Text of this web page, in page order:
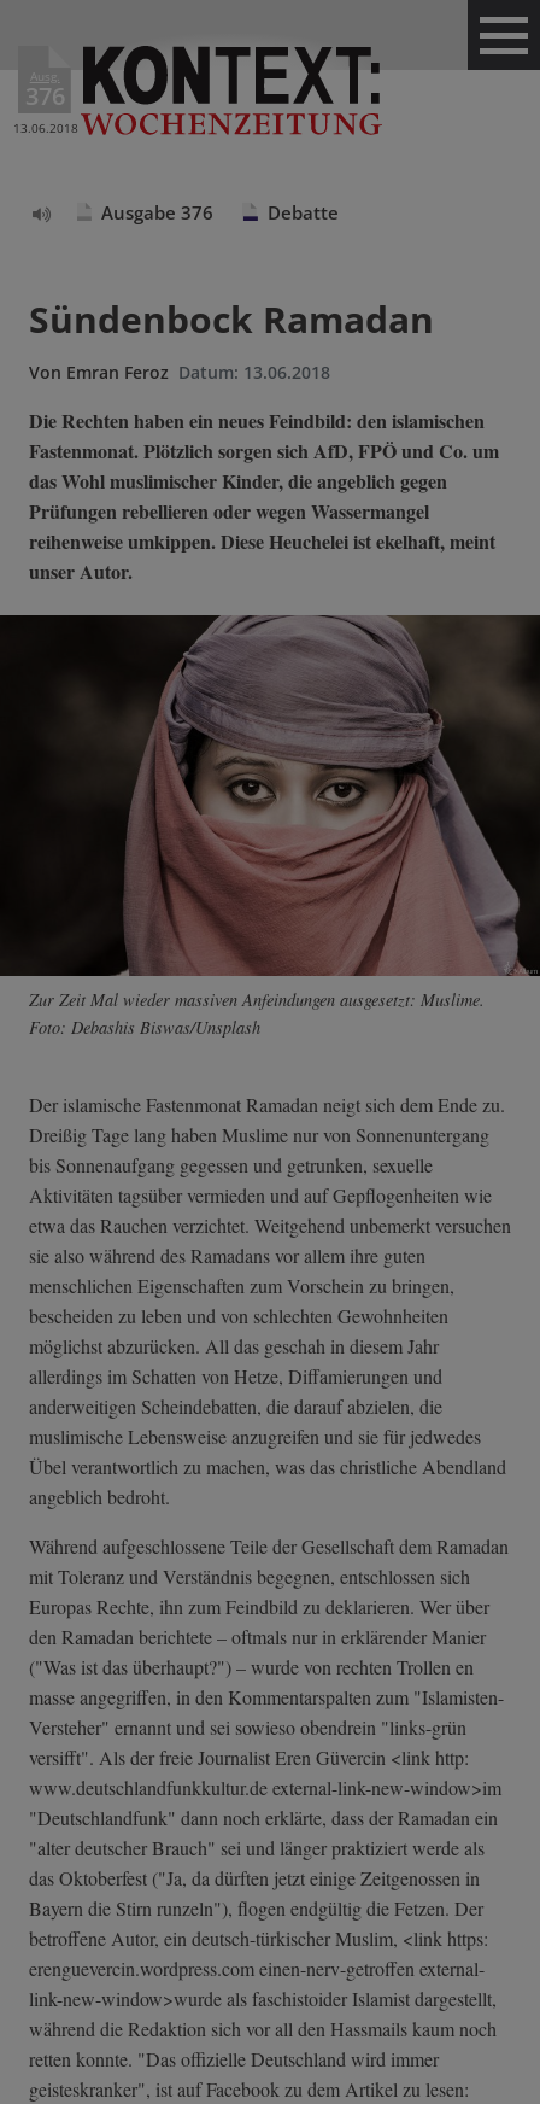
Ausg.
376
13.06.2018
Ausgabe 376 Debatte
Sündenbock Ramadan
Von Emran Feroz Datum: 13.06.2018
Die Rechten haben ein neues Feindbild: den islamischen
Fastenmonat. Plötzlich sorgen sich AfD, FPÖ und Co. um
das Wohl muslimischer Kinder, die angeblich gegen
Prüfungen rebellieren oder wegen Wassermangel
reihenweise umkippen. Diese Heuchelei ist ekelhaft, meint
unser Autor.
Zur Zeit Mal wieder massiven Anfeindungen ausgesetzt: Muslime.
Foto: Debashis Biswas/Unsplash
Der islamische Fastenmonat Ramadan neigt sich dem Ende zu.
Dreißig Tage lang haben Muslime nur von Sonnenuntergang
bis Sonnenaufgang gegessen und getrunken, sexuelle
Aktivitäten tagsüber vermieden und auf Gepflogenheiten wie
etwa das Rauchen verzichtet. Weitgehend unbemerkt versuchen
sie also während des Ramadans vor allem ihre guten
menschlichen Eigenschaften zum Vorschein zu bringen,
bescheiden zu leben und von schlechten Gewohnheiten
möglichst abzurücken. All das geschah in diesem Jahr
allerdings im Schatten von Hetze, Diffamierungen und
anderweitigen Scheindebatten, die darauf abzielen, die
muslimische Lebensweise anzugreifen und sie für jedwedes
Übel verantwortlich zu machen, was das christliche Abendland
angeblich bedroht.
Während aufgeschlossene Teile der Gesellschaft dem Ramadan
mit Toleranz und Verständnis begegnen, entschlossen sich
Europas Rechte, ihn zum Feindbild zu deklarieren. Wer über
den Ramadan berichtete – oftmals nur in erklärender Manier
("Was ist das überhaupt?") – wurde von rechten Trollen en
masse angegriffen, in den Kommentarspalten zum "Islamisten-
Versteher" ernannt und sei sowieso obendrein "links-grün
versifft". Als der freie Journalist Eren Güvercin <link http:
www.deutschlandfunkkultur.de external-link-new-window>im
"Deutschlandfunk" dann noch erklärte, dass der Ramadan ein
"alter deutscher Brauch" sei und länger praktiziert werde als
das Oktoberfest ("Ja, da dürften jetzt einige Zeitgenossen in
Bayern die Stirn runzeln"), flogen endgültig die Fetzen. Der
betroffene Autor, ein deutsch-türkischer Muslim, <link https:
erenguevercin.wordpress.com einen-nerv-getroffen external-
link-n­ew-window>wurde als faschistoider Islamist dargestellt,
während die Redaktion sich vor all den Hassmails kaum noch
retten konnte. "Das offizielle Deutschland wird immer
geisteskranker", ist auf Facebook zu dem Artikel zu lesen: